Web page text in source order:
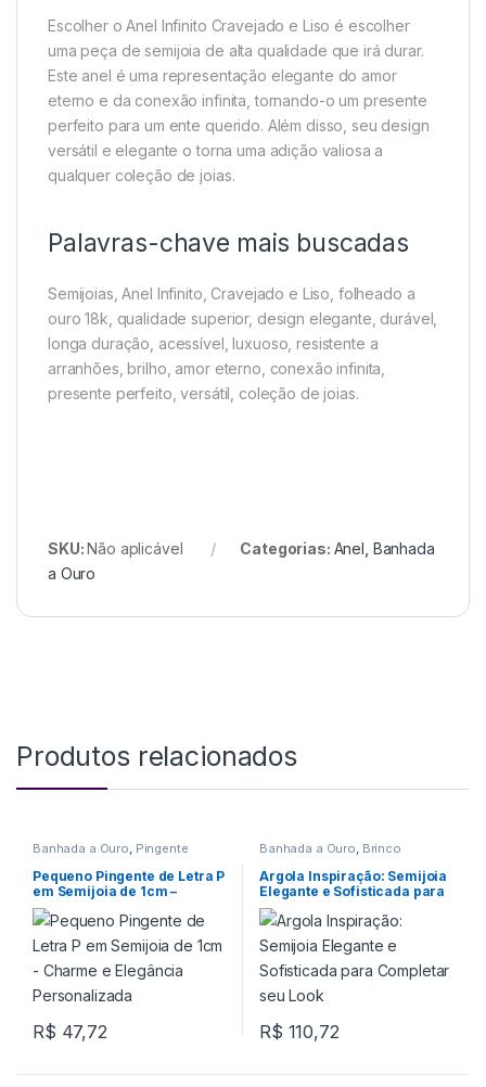
Escolher o Anel Infinito Cravejado e Liso é escolher
uma peça de semijoia de alta qualidade que irá durar.
Este anel é uma representação elegante do amor
eterno e da conexão infinita, tornando-o um presente
perfeito para um ente querido. Além disso, seu design
versátil e elegante o torna uma adição valiosa a
qualquer coleção de joias.
Palavras-chave mais buscadas
Semijoias, Anel Infinito, Cravejado e Liso, folheado a
ouro 18k, qualidade superior, design elegante, durável,
longa duração, acessível, luxuoso, resistente a
arranhões, brilho, amor eterno, conexão infinita,
presente perfeito, versátil, coleção de joias.
SKU:Não aplicável Categorias: Anel Banhada
a Ouro
Produtos relacionados
Banhada a Ouro, Pingente
Pequeno Pingente de Letra P
em Semijoia de 1cm –
Charme e Elegância
Personalizada
R$ 47,72
Banhada a Ouro, Brinco
Argola Inspiração: Semijoia
Elegante e Sofisticada para
Completar seu Look
R$ 110,72